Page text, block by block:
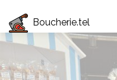
Boucherie.tel